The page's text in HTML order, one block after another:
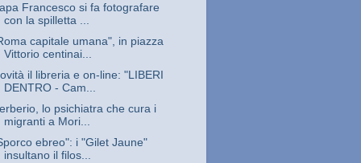
Francesco si fa fotografare
con la spilletta ...
capitale umana", in piazza
Vittorio centinai...
il libreria e on-line: "LIBERI
DENTRO - Cam...
lo psichiatra che cura i
migranti a Mori...
ebreo": i "Gilet Jaune"
insultano il filos...